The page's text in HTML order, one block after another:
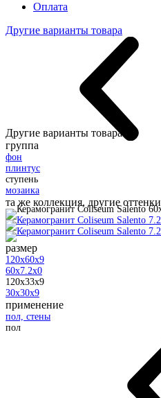
Оплата
Другие варианты товара
Другие варианты товара:
группа
фон
плинтус
ступень
мозаика
та же коллекция, другие оттенки
размер
120x60x9
60x7.2x0
120x33x9
30x30x9
применение
пол, стены
пол